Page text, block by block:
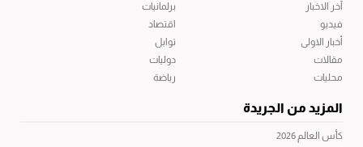
آخر الاخبار
فيديو
أخبار الاولى
مقالات
محليات
برلمانيات
اقتصاد
توابل
دوليات
رياضة
المزيد من الجريدة
كأس العالم 2026